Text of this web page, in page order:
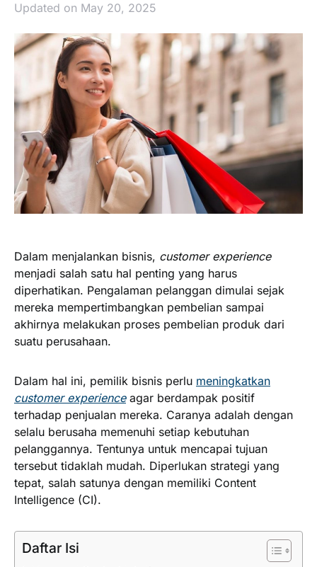
Updated on May 20, 2025
Dalam menjalankan bisnis, customer experience
menjadi salah satu hal penting yang harus
diperhatikan. Pengalaman pelanggan dimulai sejak
mereka mempertimbangkan pembelian sampai
akhirnya melakukan proses pembelian produk dari
suatu perusahaan.
Dalam hal ini, pemilik bisnis perlu meningkatkan
customer experienceagar berdampak positif
terhadap penjualan mereka. Caranya adalah dengan
selalu berusaha memenuhi setiap kebutuhan
pelanggannya. Tentunya untuk mencapai tujuan
tersebut tidaklah mudah. Diperlukan strategi yang
tepat, salah satunya dengan memiliki Content
Intelligence (CI).
Daftar Isi